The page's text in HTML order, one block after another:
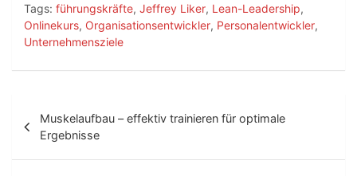
Tags: führungskräfte, Jeffrey Liker, Lean-Leadership,
Onlinekurs, Organisationsentwickler, Personalentwickler,
Unternehmensziele
e
i
Muskelaufbau – effektiv trainieren für optimale
Ergebnisse